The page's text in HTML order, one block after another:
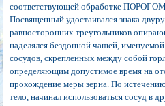
соответствующей обработке
Посвященный удостаивался знака
равносторонних треугольников
наделялся бездонной чашей,
сосудов, скрепленных между собой
определяющим допустимое время на
прохождение меры зерна. По
тело, начинал использоваться сосуд в